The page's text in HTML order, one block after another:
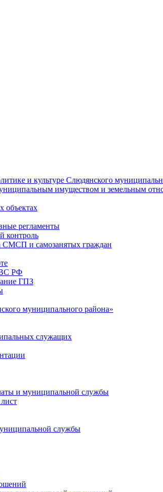
и культуре Слюдянского
имуществом и земельным
объектах
регламенты
контроль
СМСП и самозанятых граждан
ВС РФ
ГПЗ
муниципального района»
служащих
и муниципальной службы
службы